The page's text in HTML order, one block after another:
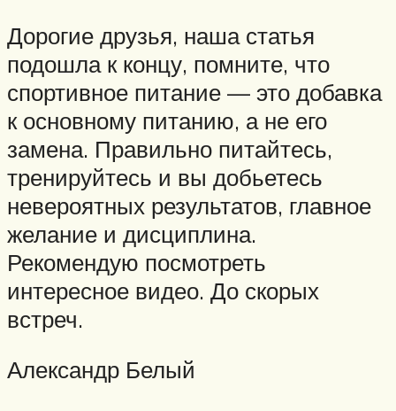
Дорогие друзья, наша статья
подошла к концу, помните, что
спортивное питание — это добавка
к основному питанию, а не его
замена. Правильно питайтесь,
тренируйтесь и вы добьетесь
невероятных результатов, главное
желание и дисциплина.
Рекомендую посмотреть
интересное видео. До скорых
встреч.
Александр Белый